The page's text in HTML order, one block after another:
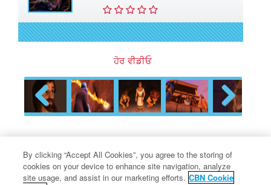
ਹੋਰ ਵੀਡੀਓ
Previous Next
ਪ੍ਰੋਫ਼ੈਸਰ ਕੁਆਂਟਮ ਦੇ ਸਵਾਲ ਅਤੇ ਇੱਕ
ਵਚਿੱਤਰ ਯੰਤਰ
By clicking “Accept All Cookies”, you agree to the storing of
cookies on your device to enhance site navigation, analyze
site usage, and assist in our marketing efforts. CBN Cookie